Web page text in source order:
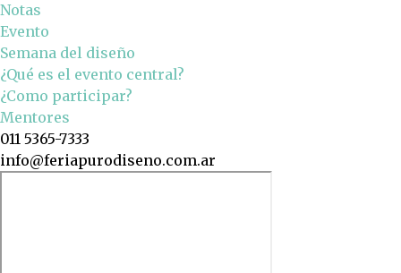
Notas
Evento
Semana del diseño
¿Qué es el evento central?
¿Como participar?
Mentores
011 5365-7333
info@feriapurodiseno.com.ar